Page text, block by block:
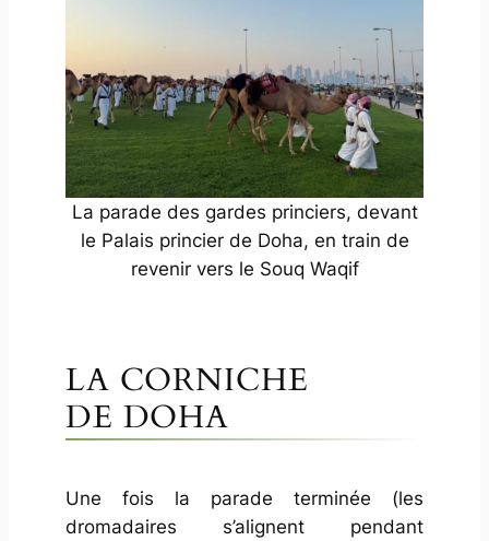
La parade des gardes princiers, devant
le Palais princier de Doha, en train de
revenir vers le Souq Waqif
LA CORNICHE
DE DOHA
Une fois la parade terminée (les
dromadaires s’alignent pendant